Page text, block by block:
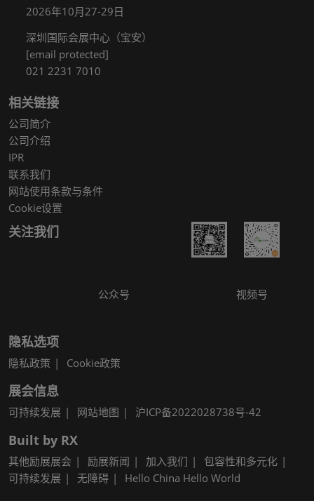
2026年10月27-29日
深圳国际会展中心（宝安）
[email protected]
021 2231 7010
相关链接
公司简介
公司介绍
IPR
联系我们
网站使用条款与条件
Cookie设置
关注我们
公众号 视频号
隐私选项
隐私政策 Cookie政策
展会信息
可持续发展 网站地图 沪ICP备2022028738号-42
Built by RX
其他励展展会 励展新闻 加入我们
包容性和多元化
可持续发展
无障碍 Hello China Hello World